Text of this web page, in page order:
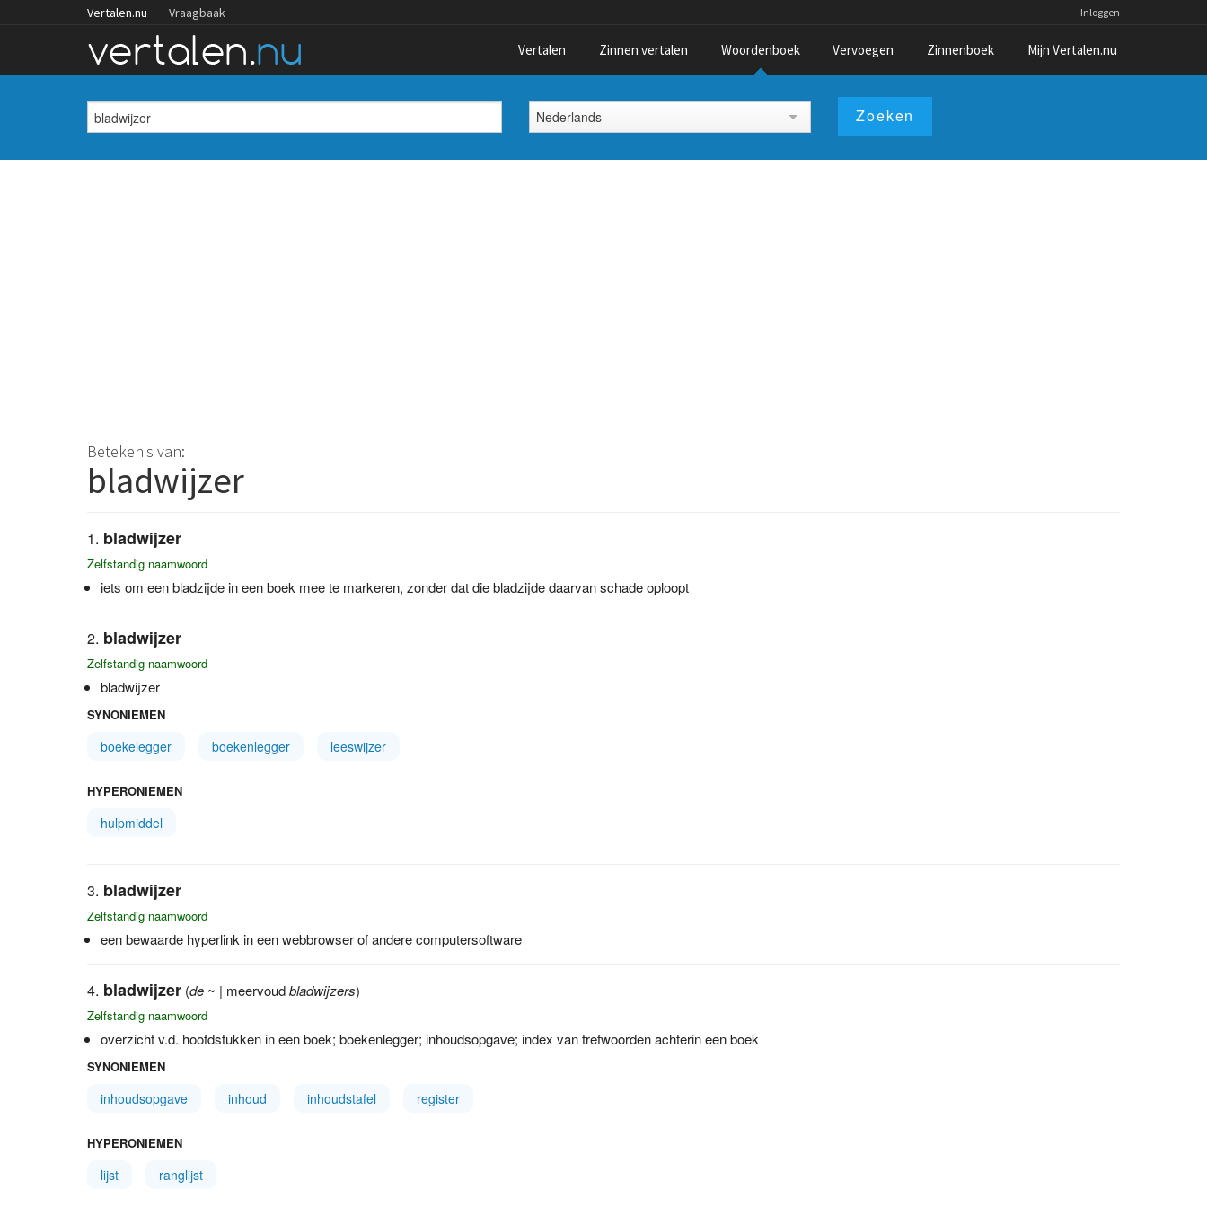
Vertalen.nu Vraagbaak Inloggen
Vertalen Zinnen vertalen Woordenboek Vervoegen Zinnenboek Mijn Vertalen.nu
Nederlands
Betekenis van:
bladwijzer
bladwijzer
Zelfstandig naamwoord
iets om een bladzijde in een boek mee te markeren, zonder dat die bladzijde daarvan schade oploopt
bladwijzer
Zelfstandig naamwoord
bladwijzer
SYNONIEMEN
boekelegger boekenlegger leeswijzer
HYPERONIEMEN
hulpmiddel
bladwijzer
Zelfstandig naamwoord
een bewaarde hyperlink in een webbrowser of andere computersoftware
bladwijzer (de ~ | meervoudbladwijzers)
Zelfstandig naamwoord
overzicht v.d. hoofdstukken in een boek; boekenlegger; inhoudsopgave; index van trefwoorden achterin een boek
SYNONIEMEN
inhoudsopgave inhoud inhoudstafel register
HYPERONIEMEN
lijst ranglijst